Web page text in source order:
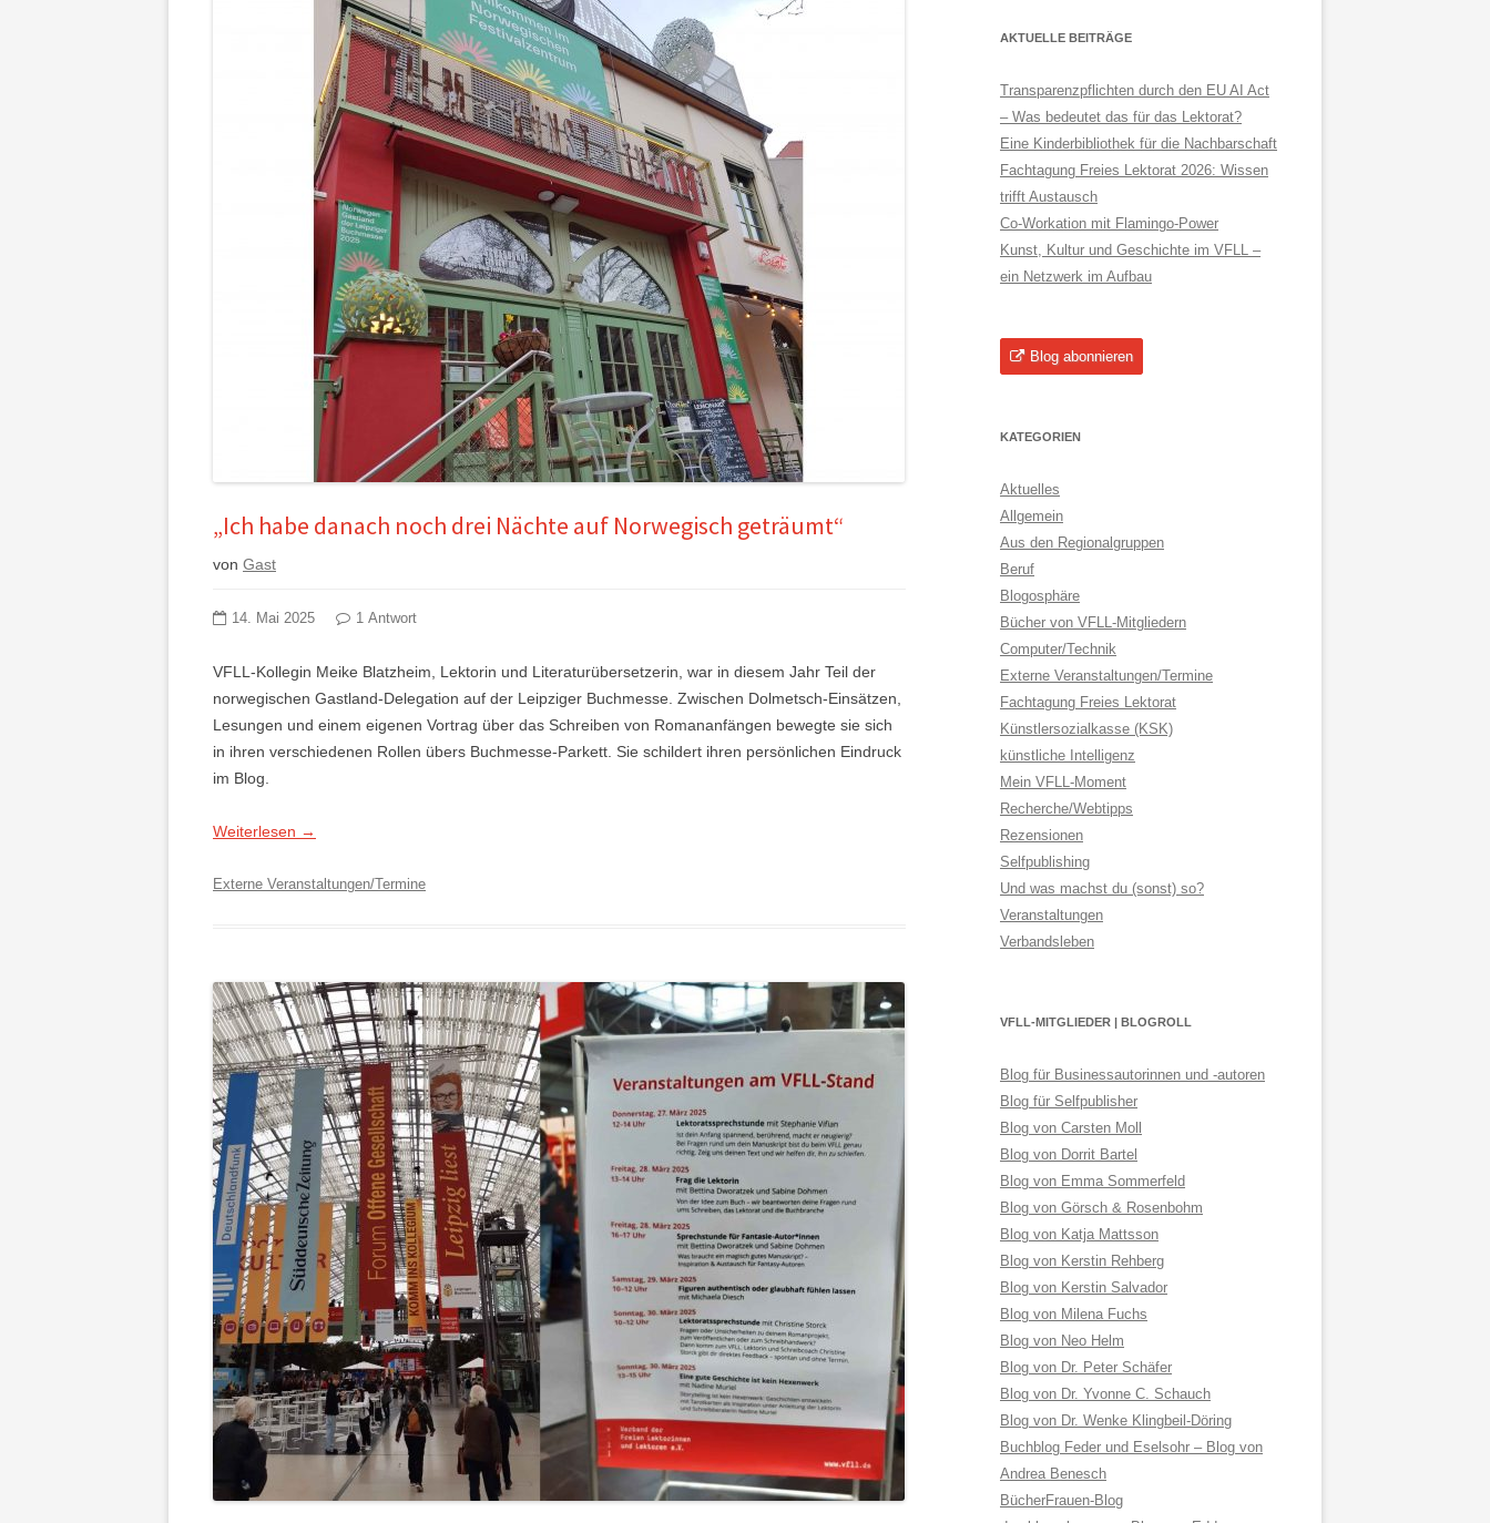
„Ich habe danach noch drei Nächte auf Norwegisch geträumt“
von Gast
14. Mai 2025 1 Antwort
VFLL-Kollegin Meike Blatzheim, Lektorin und Literaturübersetzerin, war in diesem Jahr Teil der
norwegischen Gastland-Delegation auf der Leipziger Buchmesse. Zwischen Dolmetsch-Einsätzen,
Lesungen und einem eigenen Vortrag über das Schreiben von Romananfängen bewegte sie sich
in ihren verschiedenen Rollen übers Buchmesse-Parkett. Sie schildert ihren persönlichen Eindruck
im Blog.
Weiterlesen →
Externe Veranstaltungen/Termine
AKTUELLE BEITRÄGE
Transparenzpflichten durch den EU AI Act
– Was bedeutet das für das Lektorat?
Eine Kinderbibliothek für die Nachbarschaft
Fachtagung Freies Lektorat 2026: Wissen
trifft Austausch
Co-Workation mit Flamingo-Power
Kunst, Kultur und Geschichte im VFLL –
ein Netzwerk im Aufbau
Blog abonnieren
KATEGORIEN
Aktuelles
Allgemein
Aus den Regionalgruppen
Beruf
Blogosphäre
Bücher von VFLL-Mitgliedern
Computer/Technik
Externe Veranstaltungen/Termine
Fachtagung Freies Lektorat
Künstlersozialkasse (KSK)
künstliche Intelligenz
Mein VFLL-Moment
Recherche/Webtipps
Rezensionen
Selfpublishing
Und was machst du (sonst) so?
Veranstaltungen
Verbandsleben
VFLL-MITGLIEDER | BLOGROLL
Blog für Businessautorinnen und -autoren
Blog für Selfpublisher
Blog von Carsten Moll
Blog von Dorrit Bartel
Blog von Emma Sommerfeld
Blog von Görsch & Rosenbohm
Blog von Katja Mattsson
Blog von Kerstin Rehberg
Blog von Kerstin Salvador
Blog von Milena Fuchs
Blog von Neo Helm
Blog von Dr. Peter Schäfer
Blog von Dr. Yvonne C. Schauch
Blog von Dr. Wenke Klingbeil-Döring
Buchblog Feder und Eselsohr – Blog von
Andrea Benesch
BücherFrauen-Blog